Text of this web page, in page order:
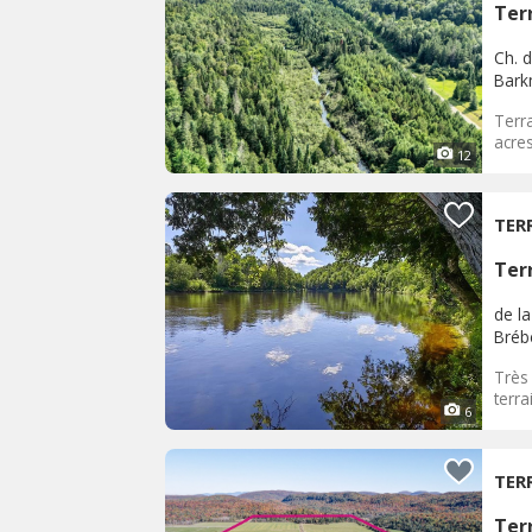
12
Ch.
6
de